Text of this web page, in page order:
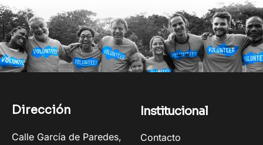
Dirección
Calle García de Paredes,
Institucional
Contacto